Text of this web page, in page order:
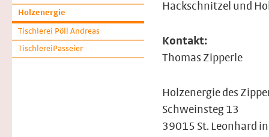
Holzenergie
Tischlerei Pöll Andreas
TischlereiPasseier
Hackschnitzel und
Kontakt:
Thomas Zipperle
Holzenergie des
Schweinsteg 13
39015 St. Leonhard in